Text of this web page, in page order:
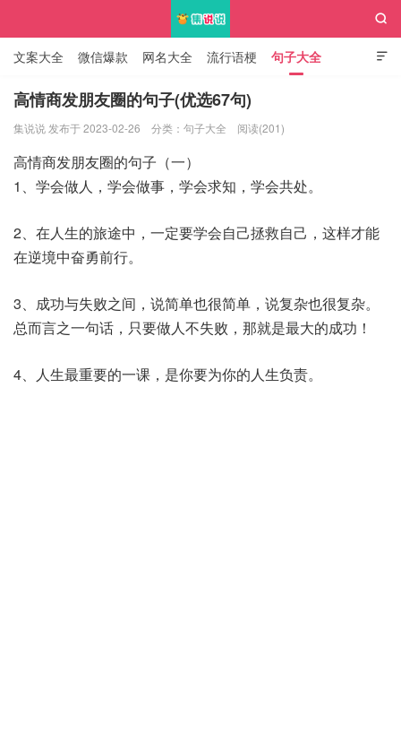

文案大全 微信爆款 网名大全 流行语梗 句子大全
知识大全

高情商发朋友圈的句子(优选67句)
集说说 发布于 2023-02-26 分类： 句子大全 阅读(201)
高情商发朋友圈的句子（一）
1、学会做人，学会做事，学会求知，学会共处。
2、在人生的旅途中，一定要学会自己拯救自己，这样才能
在逆境中奋勇前行。
3、成功与失败之间，说简单也很简单，说复杂也很复杂。
总而言之一句话，只要做人不失败，那就是最大的成功！
4、人生最重要的一课，是你要为你的人生负责。